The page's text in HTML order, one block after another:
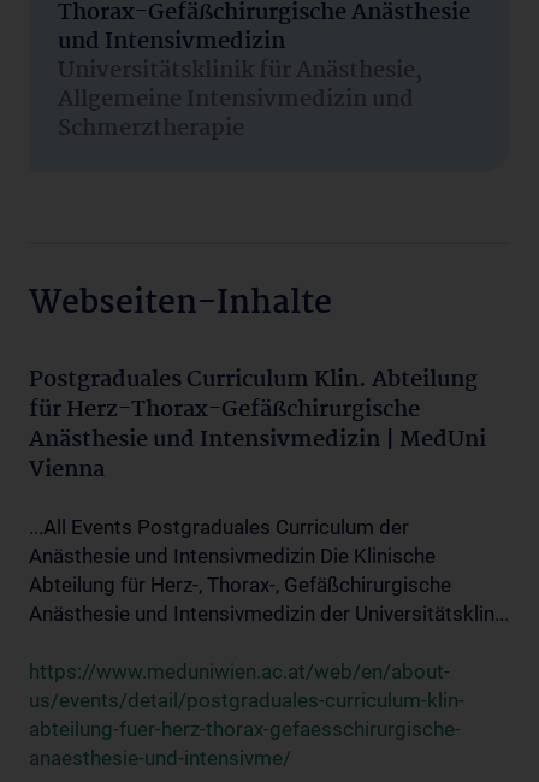
Thorax-Gefäßchirurgische Anästhesie
und Intensivmedizin
Universitätsklinik für Anästhesie,
Allgemeine Intensivmedizin und
Schmerztherapie
Webseiten-Inhalte
Postgraduales Curriculum Klin. Abteilung
für Herz-Thorax-Gefäßchirurgische
Anästhesie und Intensivmedizin | MedUni
Vienna
...All Events Postgraduales Curriculum der
Anästhesie und Intensivmedizin Die Klinische
Abteilung für Herz-, Thorax-, Gefäßchirurgische
Anästhesie und Intensivmedizin der Universitätsklin...
https://www.meduniwien.ac.at/web/en/about-
us/events/detail/postgraduales-curriculum-klin-
abteilung-fuer-herz-thorax-gefaesschirurgische-
anaesthesie-und-intensivme/